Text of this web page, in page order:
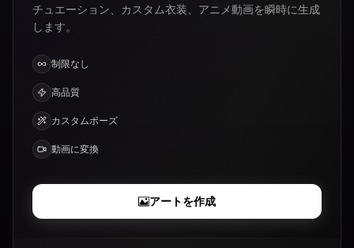
チュエーション、カスタム衣装、アニメ動画を瞬時に生成
します。
制限なし
高品質
カスタムポーズ
動画に変換
アートを作成